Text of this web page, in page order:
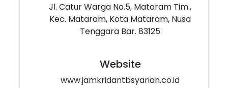
Jl. Catur Warga No.5, Mataram Tim.,
Kec. Mataram, Kota Mataram, Nusa
Tenggara Bar. 83125
Website
www.jamkridantbsyariah.co.id